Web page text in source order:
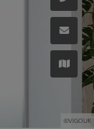
©VIGOUR